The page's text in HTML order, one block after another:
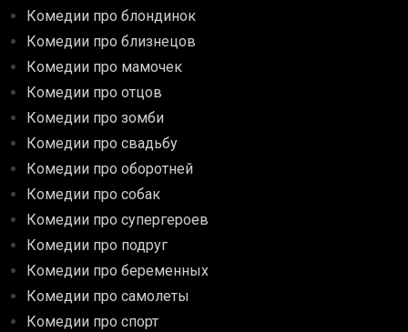
Комедии про блондинок
Комедии про близнецов
Комедии про мамочек
Комедии про отцов
Комедии про зомби
Комедии про свадьбу
Комедии про оборотней
Комедии про собак
Комедии про супергероев
Комедии про подруг
Комедии про беременных
Комедии про самолеты
Комедии про спорт